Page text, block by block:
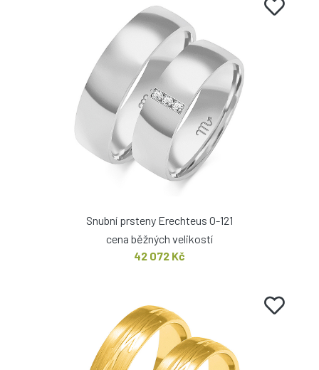
Snubní prsteny Erechteus O-121
cena běžných velikostí
42 072 Kč